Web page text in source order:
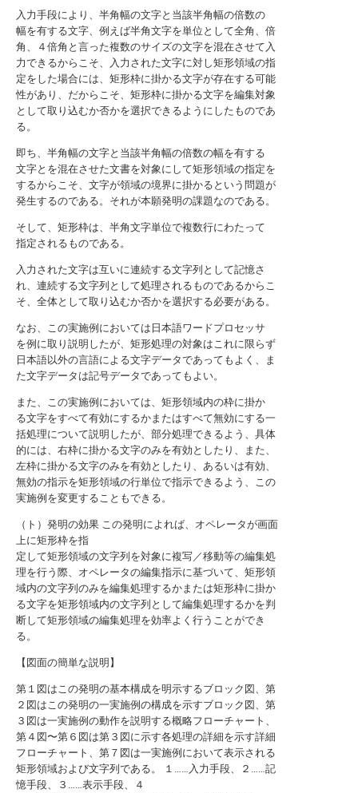
入力手段により、半角幅の文字と当該半角幅の倍数の
幅を有する文字、例えば半角文字を単位として全角、倍
角、４倍角と言った複数のサイズの文字を混在させて入
力できるからこそ、入力された文字に対し矩形領域の指
定をした場合には、矩形枠に掛かる文字が存在する可能
性があり、だからこそ、矩形枠に掛かる文字を編集対象
として取り込むか否かを選択できるようにしたものであ
る。
即ち、半角幅の文字と当該半角幅の倍数の幅を有する
文字とを混在させた文書を対象にして矩形領域の指定を
するからこそ、文字が領域の境界に掛かるという問題が
発生するのである。それが本願発明の課題なのである。
そして、矩形枠は、半角文字単位で複数行にわたって
指定されるものである。
入力された文字は互いに連続する文字列として記憶さ
れ、連続する文字列として処理されるものであるからこ
そ、全体として取り込むか否かを選択する必要がある。
なお、この実施例においては日本語ワードプロセッサ
を例に取り説明したが、矩形処理の対象はこれに限らず
日本語以外の言語による文字データであってもよく、ま
た文字データは記号データであってもよい。
また、この実施例においては、矩形領域内の枠に掛か
る文字をすべて有効にするかまたはすべて無効にする一
括処理について説明したが、部分処理できるよう、具体
的には、右枠に掛かる文字のみを有効としたり、また、
左枠に掛かる文字のみを有効としたり、あるいは有効、
無効の指示を矩形領域の行単位で指示できるよう、この
実施例を変更することもできる。
（ト）発明の効果 この発明によれば、オペレータが画面
上に矩形枠を指
定して矩形領域の文字列を対象に複写／移動等の編集処
理を行う際、オペレータの編集指示に基づいて、矩形領
域内の文字列のみを編集処理するかまたは矩形枠に掛か
る文字を矩形領域内の文字列として編集処理するかを判
断して矩形領域の編集処理を効率よく行うことができ
る。
【図面の簡単な説明】
第１図はこの発明の基本構成を明示するブロック図、第
２図はこの発明の一実施例の構成を示すブロック図、第
３図は一実施例の動作を説明する概略フローチャート、
第４図〜第６図は第３図に示す各処理の詳細を示す詳細
フローチャート、第７図は一実施例において表示される
矩形領域および文字列である。 １……入力手段、２……記
憶手段、３……表示手段、４